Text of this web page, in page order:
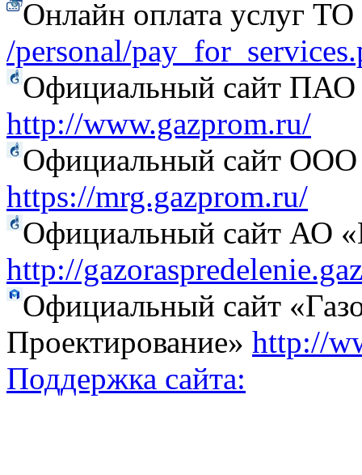
Онлайн оплата услуг
/personal/
Официальный сайт ПАО
http://www.gazprom.ru/
Официальный сайт ООО
https://mrg.gazprom.ru/
Официальный сайт АО
http://
Официальный сайт
Проектирование» http://
Поддержка сайта: